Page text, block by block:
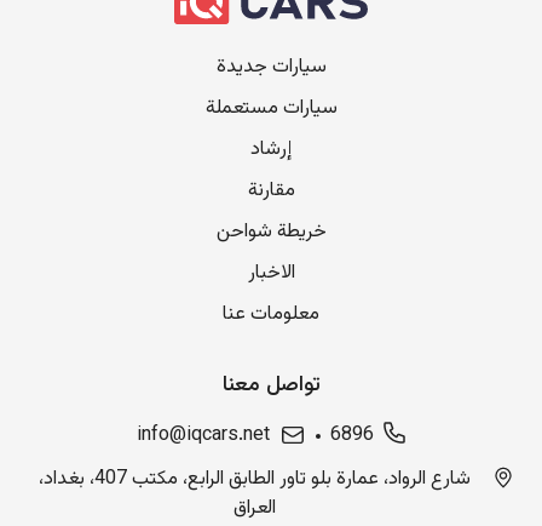
سيارات جديدة
سيارات مستعملة
إرشاد
مقارنة
خريطة شواحن
الاخبار
معلومات عنا
تواصل معنا
6896
info@iqcars.net
شارع الرواد، عمارة بلو تاور الطابق الرابع، مكتب 407، بغداد،
العراق